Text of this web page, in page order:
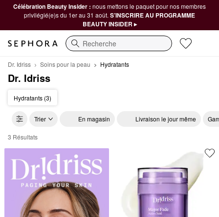
Célébration Beauty Insider : nous mettons le paquet pour nos membres
privilégié(e)s du 1er au 31 août. S’INSCRIRE AU PROGRAMME
BEAUTY INSIDER ▸
Recherche
Dr. Idriss Soins pour la peau Hydratants
Dr. Idriss
Hydratants (3)
Trier En magasin Livraison le jour même
Dr. Idriss Hydratants
3 Résultats